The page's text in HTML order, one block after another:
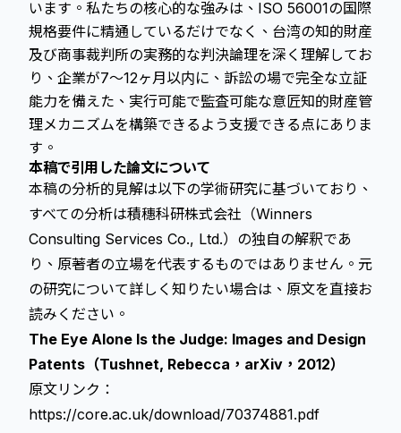
います。私たちの核心的な強みは、ISO 56001の国際
規格要件に精通しているだけでなく、台湾の知的財産
及び商事裁判所の実務的な判決論理を深く理解してお
り、企業が7～12ヶ月以内に、訴訟の場で完全な立証
能力を備えた、実行可能で監査可能な意匠知的財産管
理メカニズムを構築できるよう支援できる点にありま
す。
本稿で引用した論文について
本稿の分析的見解は以下の学術研究に基づいており、
すべての分析は積穗科研株式会社（Winners
Consulting Services Co., Ltd.）の独自の解釈であ
り、原著者の立場を代表するものではありません。元
の研究について詳しく知りたい場合は、原文を直接お
読みください。
The Eye Alone Is the Judge: Images and Design
Patents（Tushnet, Rebecca，arXiv，2012）
原文リンク：
https://core.ac.uk/download/70374881.pdf